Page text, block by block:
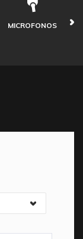
MICROFONOS